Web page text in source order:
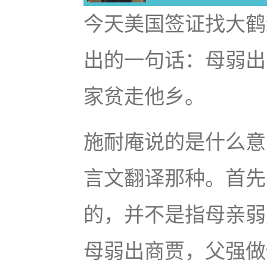
今天美国签证找大
出的一句话：母弱
家贫走他乡。
施耐庵说的是什么
言文翻译那种。首
的，并不是指母亲
母弱出商贾，父强